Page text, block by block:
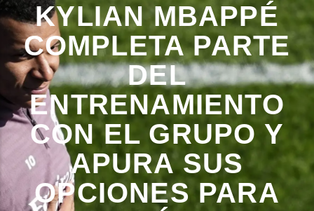
CURRENT TRACK
TITLE
ARTIST
KYLIAN MBAPPÉ
COMPLETA PARTE
DEL
ENTRENAMIENTO
CON EL GRUPO Y
APURA SUS
OPCIONES PARA